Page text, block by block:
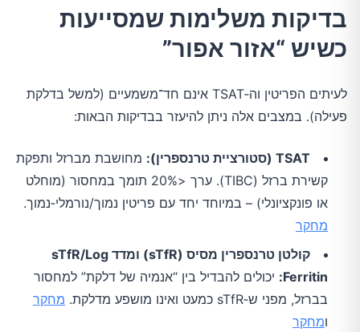
בדיקות משלימות שמסייעות
כשיש “אזור אפור”
לעיתים הפריטין וה‑TSAT אינם חד־משמעיים (למשל בדלקת
פעילה). במצבים אלה ניתן להיעזר בבדיקות הבאות:
TSAT (סטורציית טרנספרין):
מחושבת מברזל ותפקת
קשירת ברזל (TIBC). ערך <20% תומך במחסור (מוחלט
או פונקציונלי) – במיוחד יחד עם פריטין נמוך/נורמלי‑נמוך.
מחקר
קולטן טרנספרין מסיס (sTfR) ומדד sTfR/Log
Ferritin: יכולים להבדיל בין “אנמיה של דלקת” למחסור
בברזל, מפני ש‑sTfR כמעט ואינו מושפע מדלקת.
מחקר
ומחקר